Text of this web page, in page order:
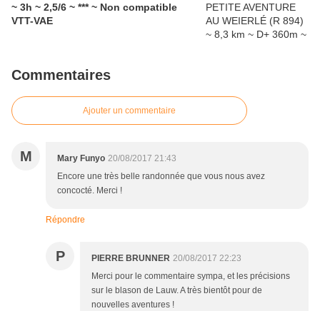
~ 3h ~ 2,5/6 ~ *** ~ Non compatible
VTT-VAE
Commentaires
Ajouter un commentaire
M Mary Funyo 20/08/2017 21:43
Encore une très belle randonnée que vous nous avez
concocté. Merci !
Répondre
P PIERRE BRUNNER 20/08/2017 22:23
Merci pour le commentaire sympa, et les précisions
sur le blason de Lauw. A très bientôt pour de
nouvelles aventures !